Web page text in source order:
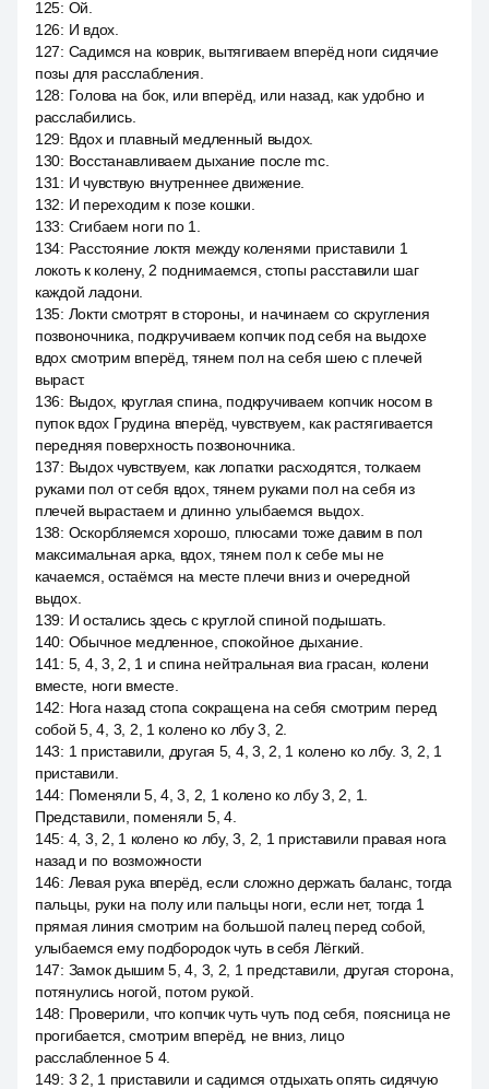
125: Ой.
126: И вдох.
127: Садимся на коврик, вытягиваем вперёд ноги сидячие
позы для расслабления.
128: Голова на бок, или вперёд, или назад, как удобно и
расслабились.
129: Вдох и плавный медленный выдох.
130: Восстанавливаем дыхание после mc.
131 : И чувствую внутреннее движение.
132: И переходим к позе кошки.
133: Сгибаем ноги по 1.
134: Расстояние локтя между коленями приставили 1
локоть к колену, 2 поднимаемся, стопы расставили шаг
каждой ладони.
135: Локти смотрят в стороны, и начинаем со скругления
позвоночника, подкручиваем копчик под себя на выдохе
вдох смотрим вперёд, тянем пол на себя шею с плечей
выраст.
136: Выдох, круглая спина, подкручиваем копчик носом в
пупок вдох Грудина вперёд, чувствуем, как растягивается
передняя поверхность позвоночника.
137: Выдох чувствуем, как лопатки расходятся, толкаем
руками пол от себя вдох, тянем руками пол на себя из
плечей вырастаем и длинно улыбаемся выдох.
138: Оскорбляемся хорошо, плюсами тоже давим в пол
максимальная арка, вдох, тянем пол к себе мы не
качаемся, остаёмся на месте плечи вниз и очередной
выдох.
139: И остались здесь с круглой спиной подышать.
140: Обычное медленное, спокойное дыхание.
141 : 5, 4, 3, 2, 1 и спина нейтральная виа грасан, колени
вместе, ноги вместе.
142: Нога назад стопа сокращена на себя смотрим перед
собой 5, 4, 3, 2, 1 колено ко лбу 3, 2.
143: 1 приставили, другая 5, 4, 3, 2, 1 колено ко лбу. 3, 2, 1
приставили.
144: Поменяли 5, 4, 3, 2, 1 колено ко лбу 3, 2, 1.
Представили, поменяли 5, 4.
145: 4, 3, 2, 1 колено ко лбу, 3, 2, 1 приставили правая нога
назад и по возможности
146: Левая рука вперёд, если сложно держать баланс, тогда
пальцы, руки на полу или пальцы ноги, если нет, тогда 1
прямая линия смотрим на большой палец перед собой,
улыбаемся ему подбородок чуть в себя Лёгкий.
147: Замок дышим 5, 4, 3, 2, 1 представили, другая сторона,
потянулись ногой, потом рукой.
148: Проверили, что копчик чуть чуть под себя, поясница не
прогибается, смотрим вперёд, не вниз, лицо
расслабленное 5 4.
149: 3 2, 1 приставили и садимся отдыхать опять сидячую